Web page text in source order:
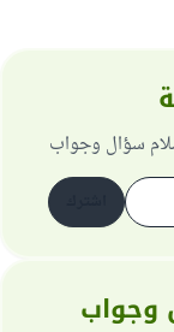
سؤال وجواب
وجواب